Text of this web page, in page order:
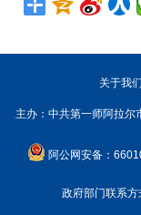
关于我们
主办：中共第一师阿拉
阿公网安备：
政府部门联系方